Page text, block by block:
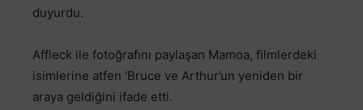
duyurdu.
Affleck ile fotoğrafını paylaşan Mamoa, filmlerdeki
isimlerine atfen ‘Bruce ve Arthur’un yeniden bir
araya geldiğini ifade etti.